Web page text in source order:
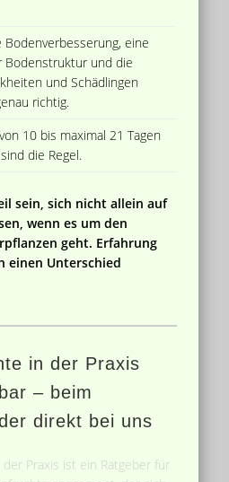
eine
Bodenstruktur und die
und Schädlingen
richtig.
10 bis maximal 21 Tagen
die Regel.
sein, sich nicht allein auf
wenn es um den
geht. Erfahrung
einen Unterschied
in der Praxis
– beim
direkt bei uns